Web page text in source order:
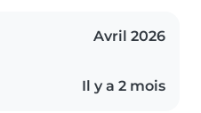
Avril 2026
Il y a 2 mois